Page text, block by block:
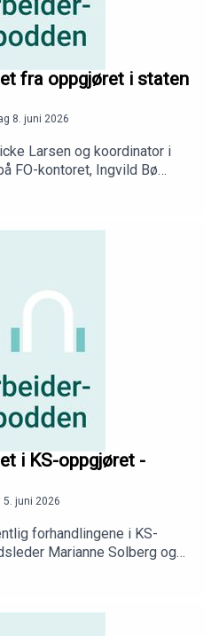
fra oppgjøret i staten
8. juni 2026
Larsen og koordinator i
FO-kontoret, Ingvild Bø
det viktigste fra
så du skal kunne forstå
skal stemme i
i KS-oppgjøret -
5. juni 2026
forhandlingene i KS-
Marianne Solberg og
på FO-kontoret
resultatet, og gir deg et